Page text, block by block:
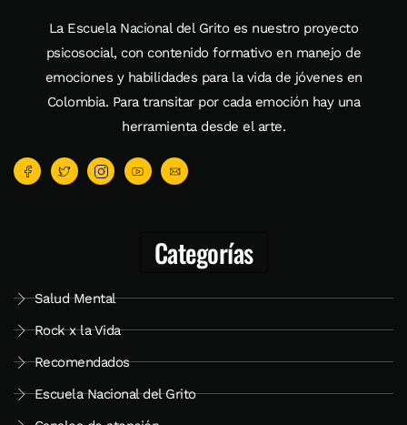
La Escuela Nacional del Grito es nuestro proyecto
psicosocial, con contenido formativo en manejo de
emociones y habilidades para la vida de jóvenes en
Colombia. Para transitar por cada emoción hay una
herramienta desde el arte.
Categorías
Salud Mental
Rock x la Vida
Recomendados
Escuela Nacional del Grito